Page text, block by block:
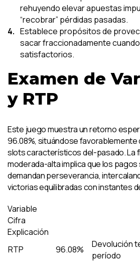
rehuyendo elevar apuestas
“recobrar” pérdidas pasadas.
Establece propósitos de
sacar fraccionadamente
satisfactorios.
Examen de
y RTP
Este juego muestra un retorno
96.08%, situándose
slots característicos del-pasado. La
moderada-alta implica que los
demandan perseverancia,
victorias equilibradas con instantes
Variable
Cifra
Explicación
RTP
96.08%
Devolución
período